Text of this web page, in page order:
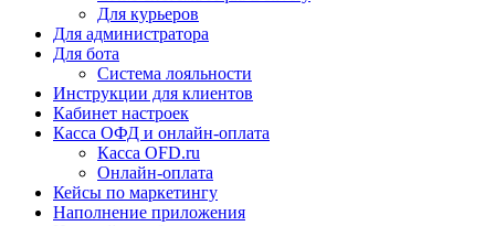
Для курьеров
Для администратора
Для бота
Система лояльности
Инструкции для клиентов
Кабинет настроек
Касса ОФД и онлайн-оплата
Касса OFD.ru
Онлайн-оплата
Кейсы по маркетингу
Наполнение приложения